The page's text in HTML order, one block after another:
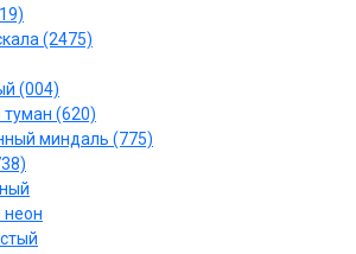
(2475)
(004)
туман (620)
миндаль (775)
неон